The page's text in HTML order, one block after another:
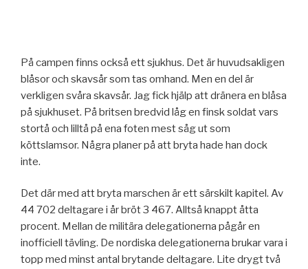
På campen finns också ett sjukhus. Det är huvudsakligen
blåsor och skavsår som tas omhand. Men en del är
verkligen svåra skavsår. Jag fick hjälp att dränera en blåsa
på sjukhuset. På britsen bredvid låg en finsk soldat vars
stortå och lilltå på ena foten mest såg ut som
köttslamsor. Några planer på att bryta hade han dock
inte.
Det där med att bryta marschen är ett särskilt kapitel. Av
44 702 deltagare i år bröt 3 467. Alltså knappt åtta
procent. Mellan de militära delegationerna pågår en
inofficiell tävling. De nordiska delegationerna brukar vara i
topp med minst antal brytande deltagare. Lite drygt två